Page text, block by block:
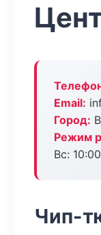
Email:
Город:
Режим
Вс:
Чип-